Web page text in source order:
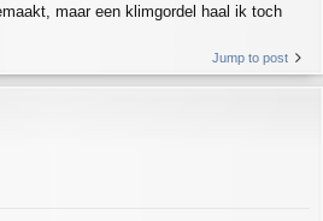
maar een klimgordel haal ik toch
Jump to post